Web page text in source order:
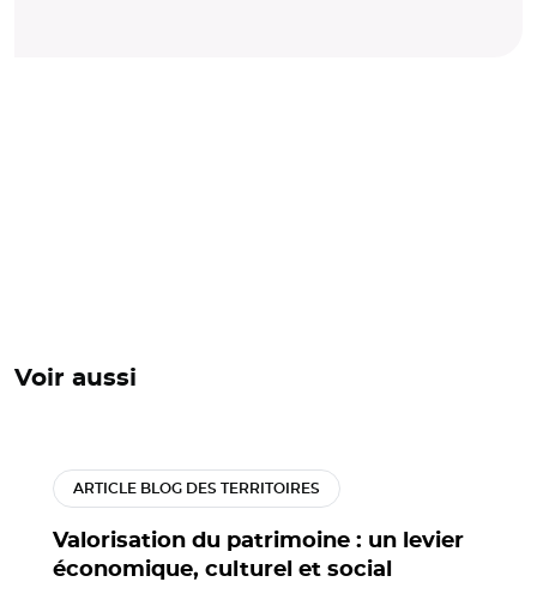
Voir aussi
Valorisation du patrimoine : un levier
économique, culturel et social
ARTICLE BLOG DES TERRITOIRES